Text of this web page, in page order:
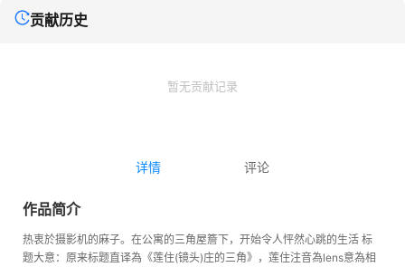
贡献历史
暂无贡献记录
详情 评论
作品简介
热衷於摄影机的麻子。在公寓的三角屋簷下，开始令人怦然心跳的生活 标
题大意：原来标题直译為《莲住(镜头)庄的三角》，莲住注音為lens意為相